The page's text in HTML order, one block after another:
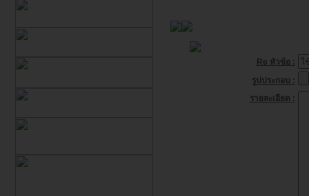
Re หัวข้อ :
รูปประกอบ :
รายละเอียด :